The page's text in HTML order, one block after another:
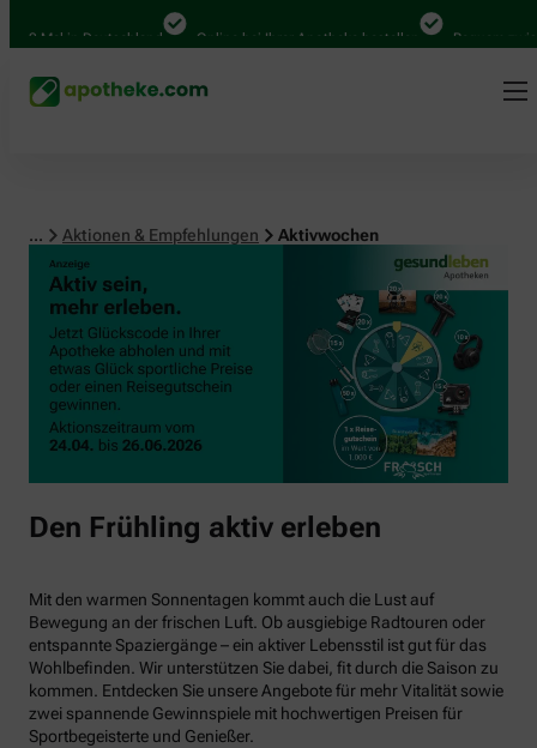
Mal in Deutschland Online bei Ihrer Apotheke bestellen Bequem
... Aktionen & Empfehlungen Aktivwochen
Den Frühling aktiv erleben
Mit den warmen Sonnentagen kommt auch die Lust auf
Bewegung an der frischen Luft. Ob ausgiebige Radtouren oder
entspannte Spaziergänge – ein aktiver Lebensstil ist gut für das
Wohlbefinden. Wir unterstützen Sie dabei, fit durch die Saison zu
kommen. Entdecken Sie unsere Angebote für mehr Vitalität sowie
zwei spannende Gewinnspiele mit hochwertigen Preisen für
Sportbegeisterte und Genießer.